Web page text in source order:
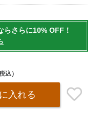
さらに10% OFF！
込）
入れる